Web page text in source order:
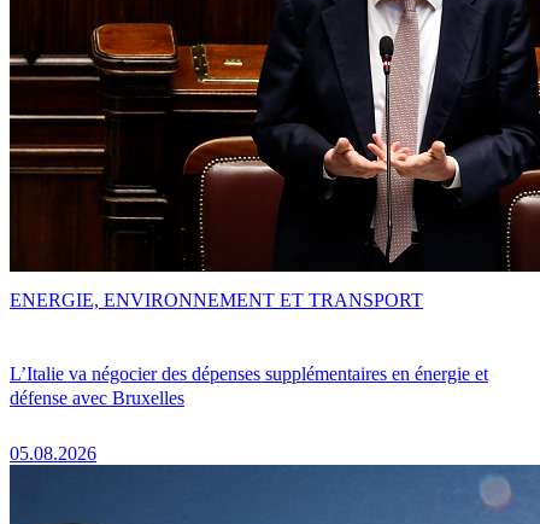
L’Italie va négocier des dépenses supplémentaires en énergie et
défense avec Bruxelles
05.08.2026
ENERGIE, ENVIRONNEMENT ET TRANSPORT